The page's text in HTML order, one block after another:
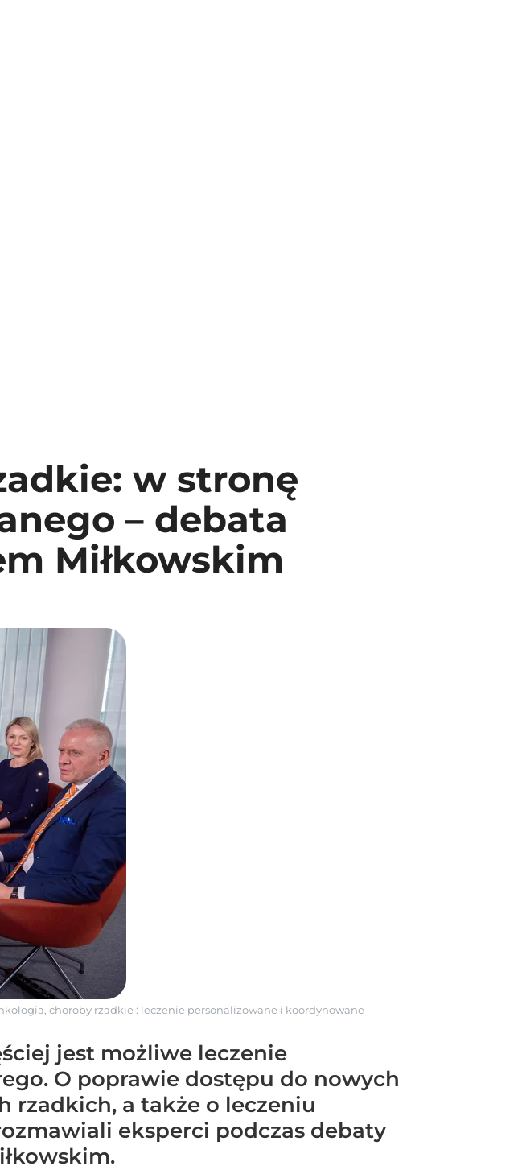
w stronę
– debata
Miłkowskim
choroby rzadkie : leczenie personalizowane i koordynowane
jest możliwe leczenie
O poprawie dostępu do nowych
rzadkich, a także o leczeniu
eksperci podczas debaty